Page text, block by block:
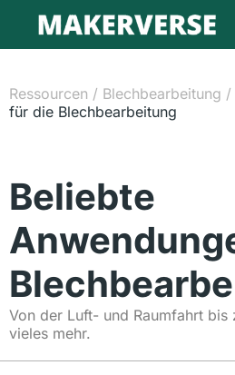
Ressourcen / Blechbearbeitung /
für die Blechbearbeitung
Beliebte
Von der Luft- und Raumfahrt bis
vieles mehr.